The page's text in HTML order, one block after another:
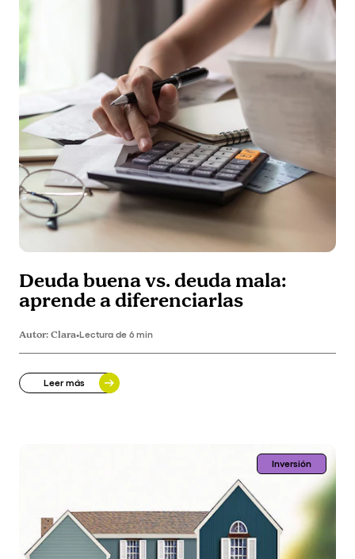
Deuda buena vs. deuda mala:
aprende a diferenciarlas
Autor:Clara•Lectura de 6 min
Leer más
Inversión